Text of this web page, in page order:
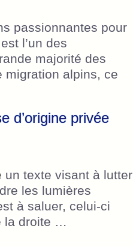
passionnantes pour
l’un des
majorité des
migration alpins, ce
d’origine privée
un texte visant à lutter
les lumières
à saluer, celui-ci
la droite …